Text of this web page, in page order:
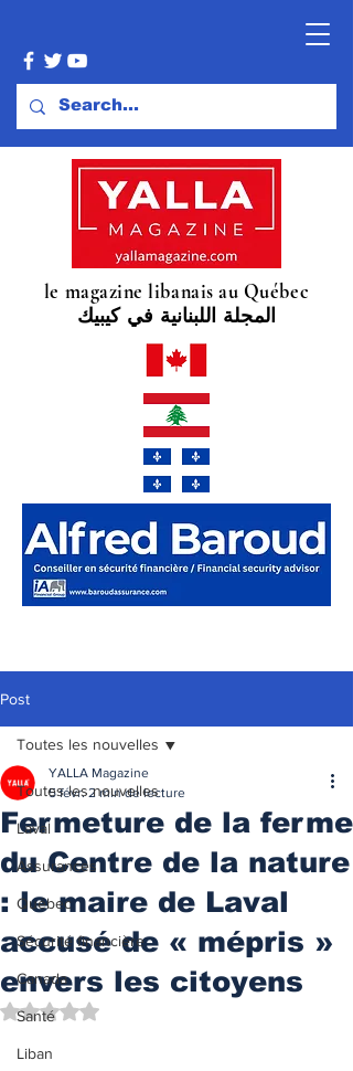
le magazine libanais au Québec
المجلة اللبنانية في كيبيك
Post
Toutes les nouvelles
Laval
Assurances
Québec
Sécurité financière
Canada
Santé
Liban
Toutes les nouvelles
Fermeture de la ferme
du Centre de la nature
: le maire de Laval
accusé de « mépris »
envers les citoyens
YALLA Magazine
5 févr. 2 min de lecture
Noté NaN étoiles sur 5.